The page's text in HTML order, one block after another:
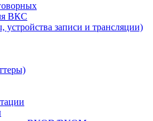
ВКС
записи и трансляции)